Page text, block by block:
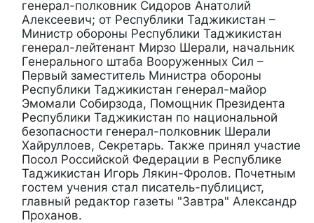
генерал-полковник Сидоров Анатолий
Алексеевич; от Республики Таджикистан –
Министр обороны Республики Таджикистан
генерал-лейтенант Мирзо Шерали, начальник
Генерального штаба Вооруженных Сил –
Первый заместитель Министра обороны
Республики Таджикистан генерал-майор
Эмомали Собирзода, Помощник Президента
Республики Таджикистан по национальной
безопасности генерал-полковник Шерали
Хайруллоев, Секретарь. Также принял участие
Посол Российской Федерации в Республике
Таджикистан Игорь Лякин-Фролов. Почетным
гостем учения стал писатель-публицист,
главный редактор газеты "Завтра" Александр
Проханов.